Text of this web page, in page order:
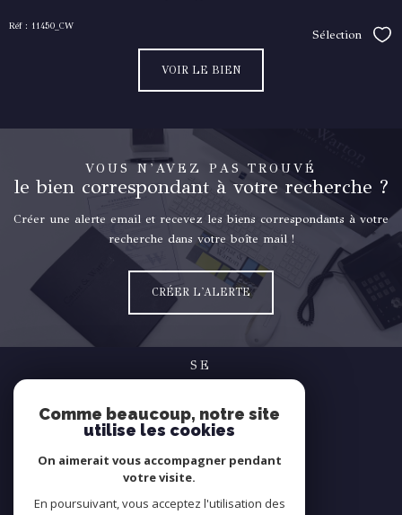
Réf : 11450_CW
Sélection
VOIR LE BIEN
VOUS N'AVEZ PAS TROUVÉ
le bien correspondant à votre recherche ?
Créer une alerte email et recevez les biens correspondants à votre
recherche dans votre boîte mail !
CRÉER L'ALERTE
SE
connecter
espace propriétaire
NOUS
suivre
Comme beaucoup, notre site
utilise les cookies
On aimerait vous accompagner pendant
votre visite.
En poursuivant, vous acceptez l'utilisation des